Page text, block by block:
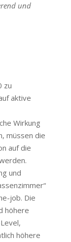
und
zu
aktive
Wirkung
müssen die
auf die
und
job. Die
höhere
höhere